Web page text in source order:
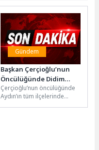
Stüdyosu (Venture Studio)",
"Bilişim ve Yapay Zekâ
Uygulama ve...
Gündem
Başkan Çerçioğlu’nun
Öncülüğünde Didim
Turizm Sezonuna
Hazırlanıyor
Çerçioğlu’nun öncülüğünde
Aydın’ın tüm ilçelerinde